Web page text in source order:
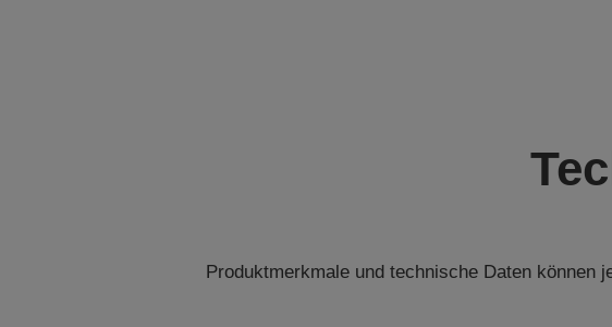
Produktmerkmale und technische Daten können